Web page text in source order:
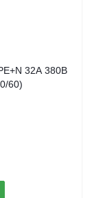
32А 380В
IEK (1/10/60)